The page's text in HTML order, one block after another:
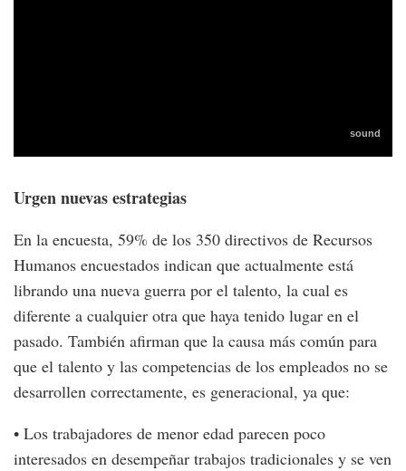
Urgen nuevas estrategias
En la encuesta, 59% de los 350 directivos de Recursos
Humanos encuestados indican que actualmente está
librando una nueva guerra por el talento, la cual es
diferente a cualquier otra que haya tenido lugar en el
pasado. También afirman que la causa más común para
que el talento y las competencias de los empleados no se
desarrollen correctamente, es generacional, ya que:
• Los trabajadores de menor edad parecen poco
interesados en desempeñar trabajos tradicionales y se ven